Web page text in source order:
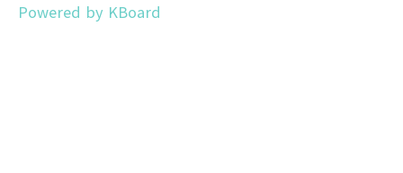
Powered by KBoard